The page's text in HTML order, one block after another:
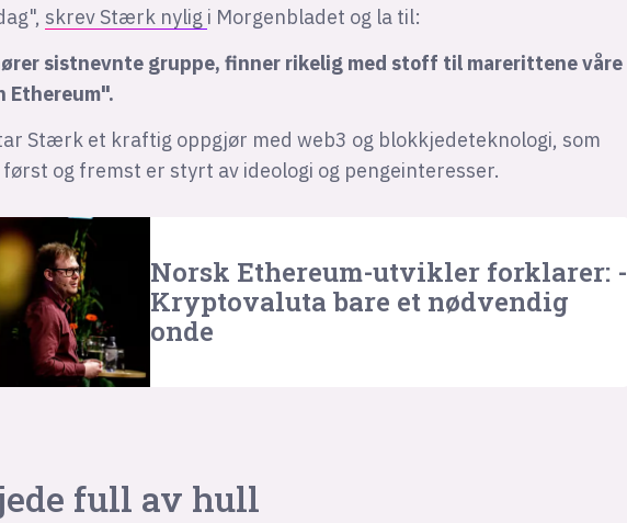
skrev Stærk nylig i Morgenbladet og la til:
sistnevnte gruppe, finner rikelig med stoff til marerittene våre
Ethereum".
Stærk et kraftig oppgjør med web3 og blokkjedeteknologi, som
og fremst er styrt av ideologi og pengeinteresser.
Norsk Ethereum-utvikler forklarer: -
Kryptovaluta bare et nødvendig
onde
full av hull